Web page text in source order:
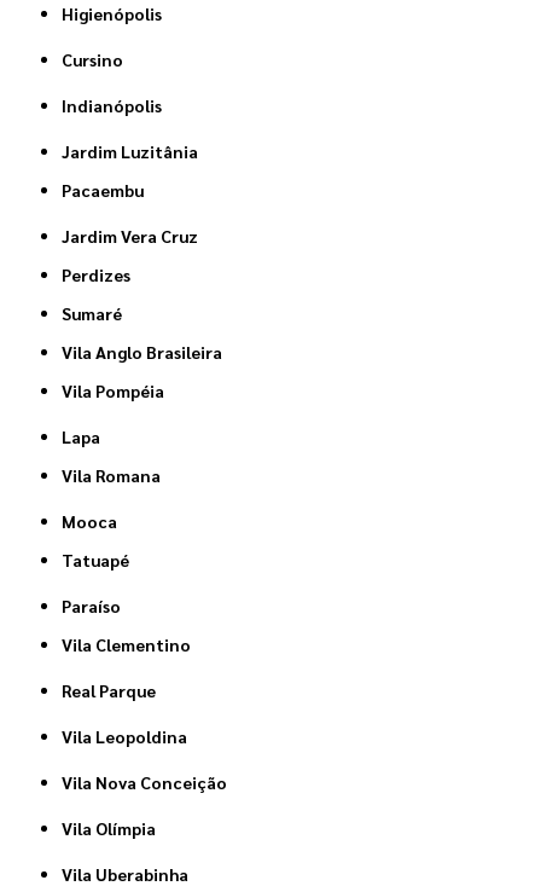
Higienópolis
Cursino
Indianópolis
Jardim Luzitânia
Pacaembu
Jardim Vera Cruz
Perdizes
Sumaré
Vila Anglo Brasileira
Vila Pompéia
Lapa
Vila Romana
Mooca
Tatuapé
Paraíso
Vila Clementino
Real Parque
Vila Leopoldina
Vila Nova Conceição
Vila Olímpia
Vila Uberabinha